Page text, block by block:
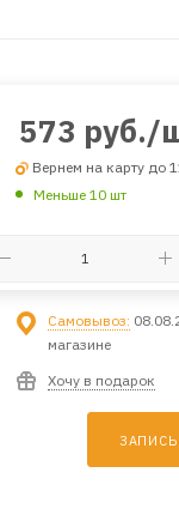
573 руб./
Вернем на карту до
Меньше 10 шт
Самовывоз:
магазине
Хочу в подарок